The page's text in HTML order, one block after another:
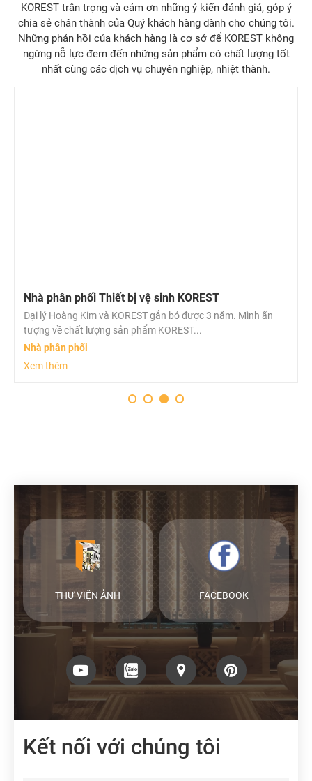
KOREST trân trọng và cảm ơn những ý kiến đánh giá, góp ý
chia sẻ chân thành của Quý khách hàng dành cho chúng tôi.
Những phản hồi của khách hàng là cơ sở để KOREST không
ngừng nỗ lực đem đến những sản phẩm có chất lượng tốt
nhất cùng các dịch vụ chuyên nghiệp, nhiệt thành.
Nhà phân phối Thiết bị vệ sinh KOREST
Đại lý Hoàng Kim và KOREST gắn bó được 3 năm. Mình ấn
tượng về chất lượng sản phẩm KOREST...
Nhà phân phối
Xem thêm
THƯ VIỆN ẢNH FACEBOOK
Kết nối với chúng tôi